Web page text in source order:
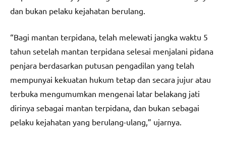
dan bukan pelaku kejahatan berulang.
“Bagi mantan terpidana, telah melewati jangka waktu 5
tahun setelah mantan terpidana selesai menjalani pidana
penjara berdasarkan putusan pengadilan yang telah
mempunyai kekuatan hukum tetap dan secara jujur atau
terbuka mengumumkan mengenai latar belakang jati
dirinya sebagai mantan terpidana, dan bukan sebagai
pelaku kejahatan yang berulang-ulang,” ujarnya.